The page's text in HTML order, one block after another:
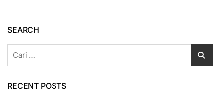
SEARCH
RECENT POSTS